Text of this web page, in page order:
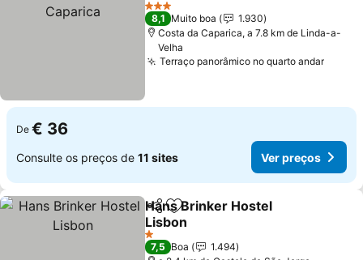
3 Estrelas
8,1 Muito boa
1.930
Costa da Caparica, a 7.8 km de Linda-a-
Velha
Terraço panorâmico no quarto andar
De € 36
Consulte os preços de 11 sites Ver preços
PartilharAdicionar aos favoritos
Hans Brinker Hostel
Lisbon
1 Estrelas
7,5 Boa
1.494